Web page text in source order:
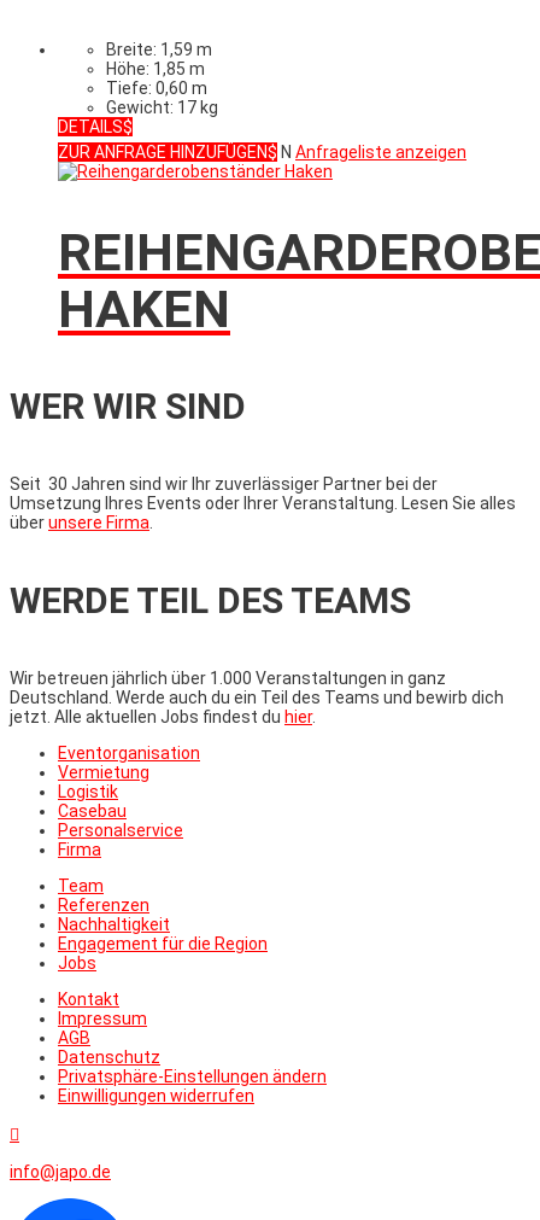
Breite: 1,59 m
Höhe: 1,85 m
Tiefe: 0,60 m
Gewicht: 17 kg
DETAILS
ZUR ANFRAGE HINZUFÜGEN
N Anfrageliste anzeigen
HAKEN
WER WIR SIND
Seit 30 Jahren sind wir Ihr zuverlässiger Partner bei der
Umsetzung Ihres Events oder Ihrer Veranstaltung. Lesen Sie alles
überunsere Firma
WERDE TEIL DES TEAMS
Wir betreuen jährlich über 1.000 Veranstaltungen in ganz
Deutschland. Werde auch du ein Teil des Teams und bewirb dich
jetzt. Alle aktuellen Jobs findest du hier.
Eventorganisation
Vermietung
Logistik
Casebau
Personalservice
Firma
Team
Referenzen
Nachhaltigkeit
Engagement für die Region
Jobs
Kontakt
Impressum
AGB
Datenschutz
Privatsphäre-Einstellungen ändern
Einwilligungen widerrufen

info@japo.de